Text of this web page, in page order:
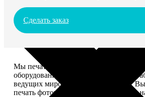
Сделать заказ
Мы печатаем фотографии на
оборудовании Noritsu, используем в
ведущих мировых производителей. Вы
печать фотографий разных форматов